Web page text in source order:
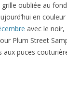
grille oubliée au
en
avec le noir,
Plum Street
aux puces